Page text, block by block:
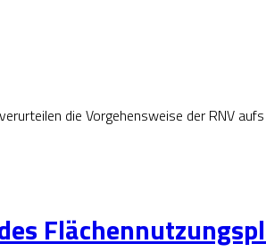
die Vorgehensweise der RNV